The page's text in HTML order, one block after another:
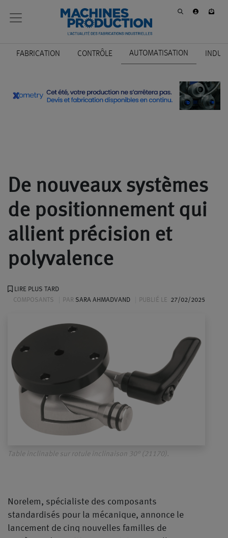
FABRICATION CONTRÔLE AUTOMATISATION
De nouveaux systèmes
de positionnement qui
allient précision et
polyvalence
LIRE PLUS TARD
COMPOSANTS
PAR SARA AHMADVAND PUBLIÉ LE 27/02/2025
Table inclinable sur rotule inclinaison 30° (21170).
Norelem, spécialiste des composants
standardisés pour la mécanique, annonce le
lancement de cinq nouvelles familles de